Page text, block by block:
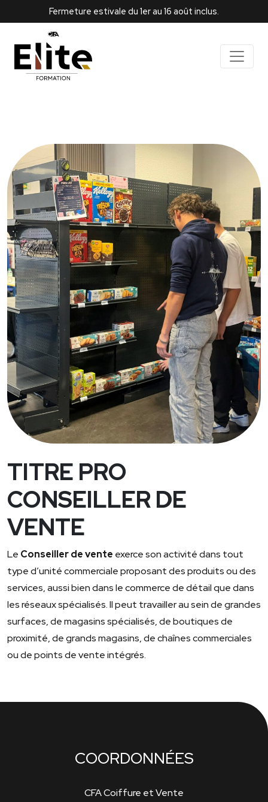
Fermeture estivale du 1er au 16 août inclus.
TITRE PRO
CONSEILLER DE
VENTE
Le Conseiller de vente exerce son activité dans tout
type d’unité commerciale proposant des produits ou des
services, aussi bien dans le commerce de détail que dans
les réseaux spécialisés. Il peut travailler au sein de grandes
surfaces, de magasins spécialisés, de boutiques de
proximité, de grands magasins, de chaînes commerciales
ou de points de vente intégrés.
COORDONNÉES
CFA Coiffure et Vente